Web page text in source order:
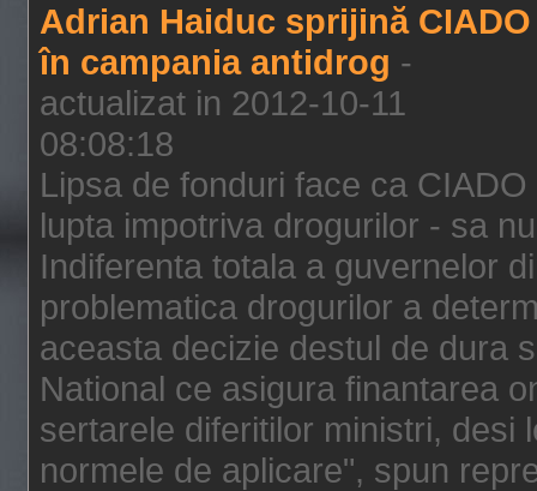
Adrian Haiduc sprijină CIADO
în campania antidrog -
actualizat in 2012-10-11
08:08:18
Lipsa de fonduri face ca
lupta impotriva drogurilor - sa
Indiferenta totala a guvernelor
problematica drogurilor a
aceasta decizie destul de dura
National ce asigura finantarea
sertarele diferitilor ministri, desi
normele de aplicare", spun